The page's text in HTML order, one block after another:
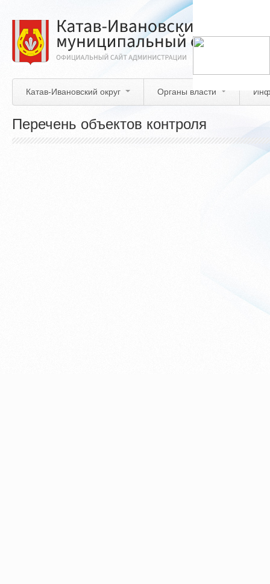
основному
содержанию
Катав-Ивановский округ Органы власти
Перечень объектов контроля